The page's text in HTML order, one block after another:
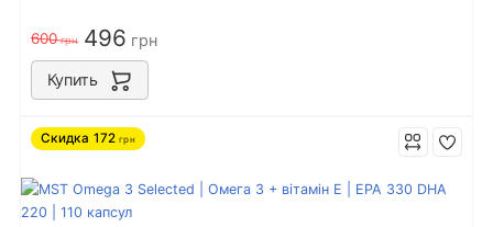
600грн 496 грн
Купить
Скидка 172 грн